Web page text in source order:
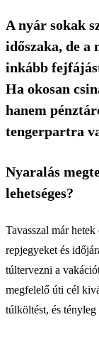
A nyár sokak
időszaka, de a
inkább
Ha okosan
hanem
tengerpartra
Nyaralás
lehetséges?
Tavasszal már
repjegyeket és
túltervezni a
megfelelő úti cél
túlköltést, és